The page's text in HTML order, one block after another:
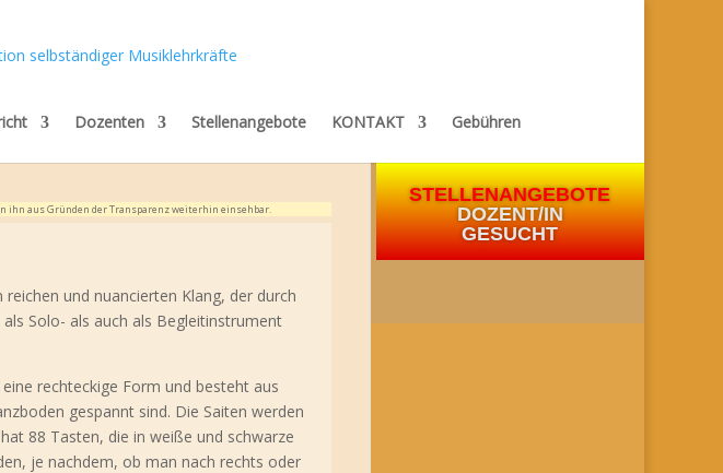
Dozenten Stellenangebote KONTAKT Gebühren
ihn aus Gründen der Transparenz weiterhin einsehbar.
und nuancierten Klang, der durch
Solo- als auch als Begleitinstrument
rechteckige Form und besteht aus
gespannt sind. Die Saiten werden
88 Tasten, die in weiße und schwarze
je nachdem, ob man nach rechts oder
STELLENANGEBOTE
DOZENT/IN
GESUCHT